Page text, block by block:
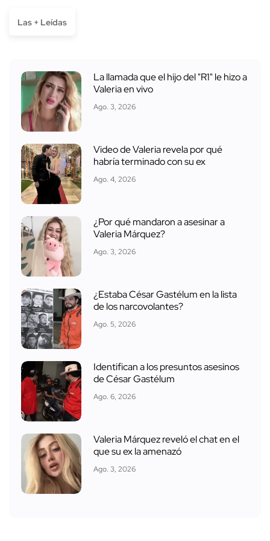
Las + Leídas
La llamada que el hijo del "R1" le hizo a
Valeria en vivo
Ago. 3, 2026
Video de Valeria revela por qué
habría terminado con su ex
Ago. 4, 2026
¿Por qué mandaron a asesinar a
Valeria Márquez?
Ago. 3, 2026
¿Estaba César Gastélum en la lista
de los narcovolantes?
Ago. 5, 2026
Identifican a los presuntos asesinos
de César Gastélum
Ago. 6, 2026
Valeria Márquez reveló el chat en el
que su ex la amenazó
Ago. 3, 2026